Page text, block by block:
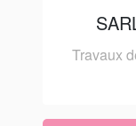
Travaux